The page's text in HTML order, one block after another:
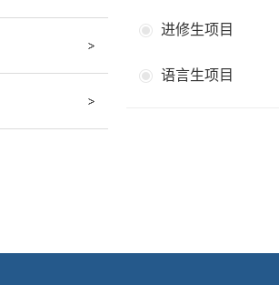
进修生项目
语言生项目